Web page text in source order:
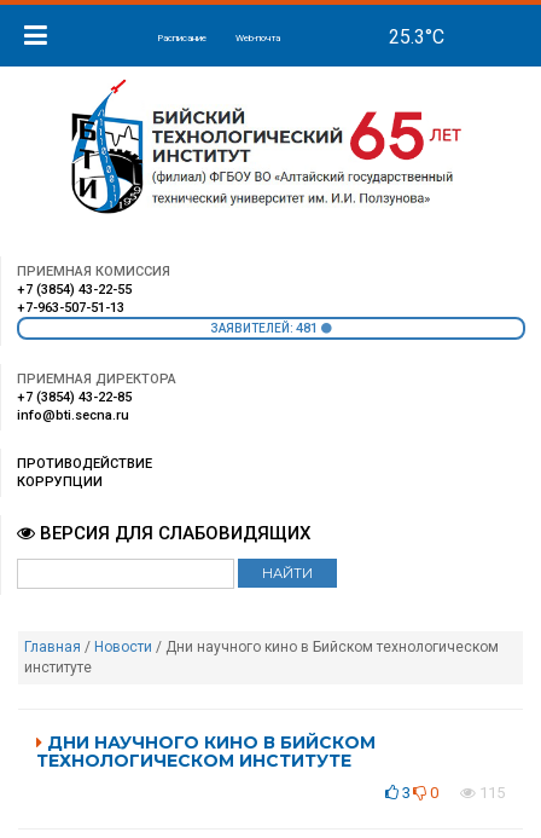
Расписание Web-почта
ПРИЕМНАЯ КОМИССИЯ
+7 (3854) 43-22-55
+7-963-507-51-13
ЗАЯВИТЕЛЕЙ: 481
ПРИЕМНАЯ ДИРЕКТОРА
+7 (3854) 43-22-85
info@bti.secna.ru
ПРОТИВОДЕЙСТВИЕ
КОРРУПЦИИ
ВЕРСИЯ ДЛЯ СЛАБОВИДЯЩИХ
Главная / Новости / Дни научного кино в Бийском технологическом
институте
ДНИ НАУЧНОГО КИНО В БИЙСКОМ
ТЕХНОЛОГИЧЕСКОМ ИНСТИТУТЕ
3 0 115